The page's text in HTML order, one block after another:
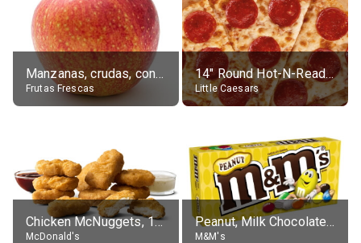
Manzanas, crudas, con piel
Frutas Frescas
14" Round Hot-N-Ready Pepperoni Pizza
Little Caesars
Chicken McNuggets, 10 pieces, without sauce
McDonald's
Peanut, Milk Chocolate Candies
M&M's